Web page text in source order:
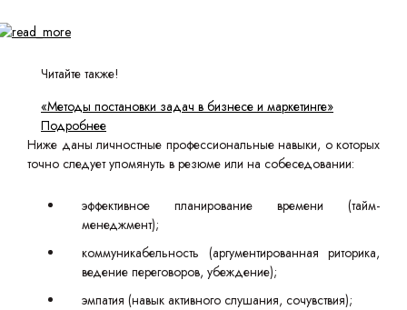
Читайте также!
«Методы постановки задач в бизнесе и маркетинге»
Подробнее
Ниже даны личностные профессиональные навыки, о которых
точно следует упомянуть в резюме или на собеседовании:
эффективное планирование времени (тайм-
менеджмент);
коммуникабельность (аргументированная риторика,
ведение переговоров, убеждение);
эмпатия (навык активного слушания, сочувствия);